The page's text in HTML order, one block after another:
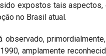
tais aspectos, é
no Brasil atual.
observado,
amplamente